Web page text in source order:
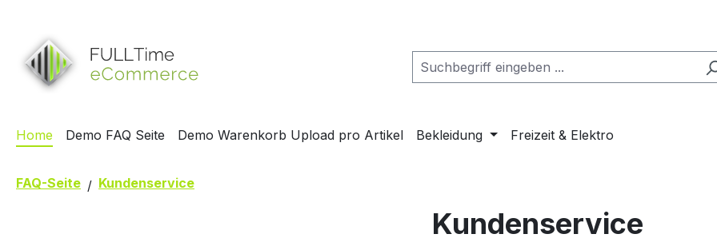
Home Demo FAQ Seite Demo Warenkorb Upload pro Artikel Bekleidung Freizeit & Elektro
FAQ-Seite Kundenservice
Kundenservice